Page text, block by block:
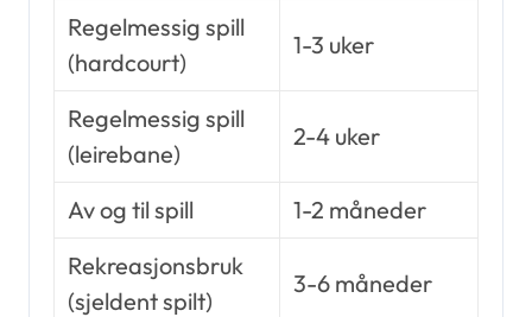
Regelmessig spill
(hardcourt)
1-3 uker
Regelmessig spill
(leirebane)
2-4 uker
Av og til spill
1-2 måneder
Rekreasjonsbruk
(sjeldent spilt)
3-6 måneder